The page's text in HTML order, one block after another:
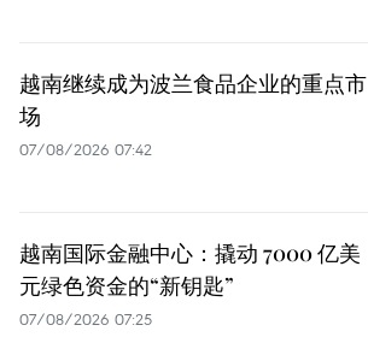
越南继续成为波兰食品企业的重点市
场
07/08/2026 07:42
越南国际金融中心：撬动 7000 亿美
元绿色资金的“新钥匙”
07/08/2026 07:25